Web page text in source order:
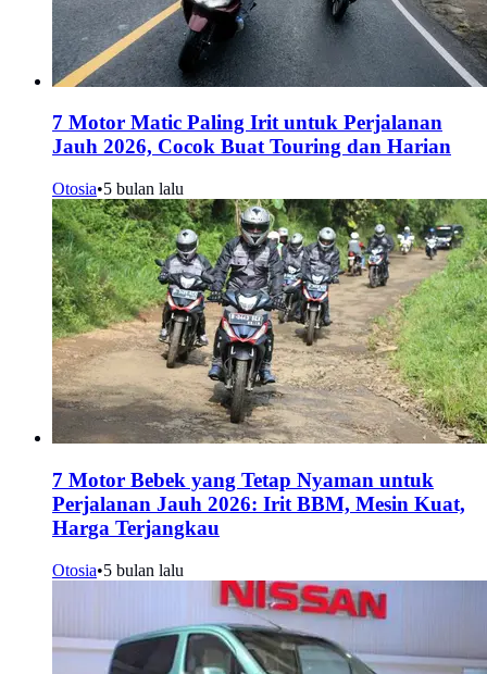
7 Motor Matic Paling Irit untuk Perjalanan
Jauh 2026, Cocok Buat Touring dan Harian
Otosia•5 bulan lalu
7 Motor Bebek yang Tetap Nyaman untuk
Perjalanan Jauh 2026: Irit BBM, Mesin Kuat,
Harga Terjangkau
Otosia•5 bulan lalu